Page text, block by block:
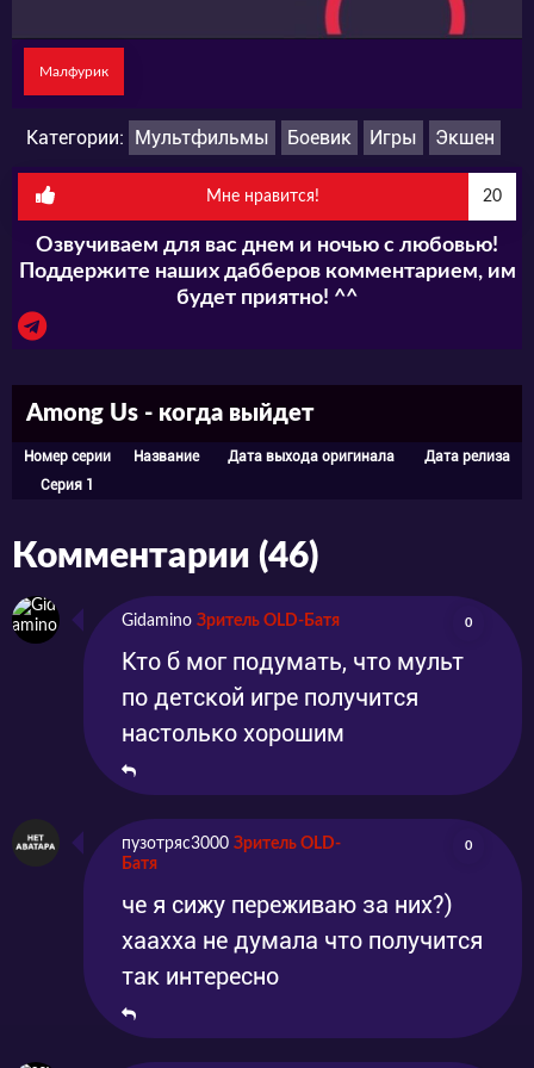
кто угрожает людским жизням?
Малфурик
Категории: Мультфильмы Боевик Игры Экшен
Мне нравится! 20
Озвучиваем для вас днем и ночью с любовью!
Поддержите наших дабберов комментарием, им
будет приятно! ^^
Among Us - когда выйдет
Номер серии Название Дата выхода оригинала
Дата релиза
Серия 1
Комментарии (46)
Gidamino Зритель OLD-Батя 0
Кто б мог подумать, что мульт
по детской игре получится
настолько хорошим
пузотряс3000 Зритель OLD-
Батя
0
че я сижу переживаю за них?)
хаахха не думала что получится
так интересно